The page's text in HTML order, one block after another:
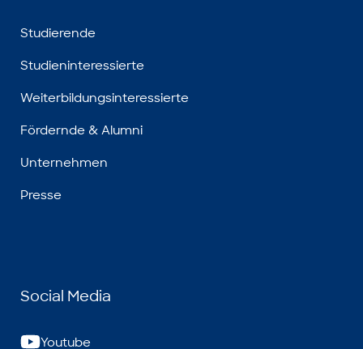
Studierende
Studieninteressierte
Weiterbildungsinteressierte
Fördernde & Alumni
Unternehmen
Presse
Social Media
Youtube